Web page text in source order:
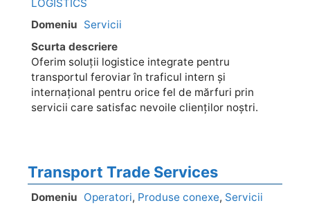
Domeniu Servicii
Scurta descriere
Oferim soluții logistice integrate pentru
transportul feroviar în traficul intern și
internațional pentru orice fel de mărfuri prin
servicii care satisfac nevoile clienților noștri.
Transport Trade Services
Domeniu Operatori, Produse conexe, Servicii